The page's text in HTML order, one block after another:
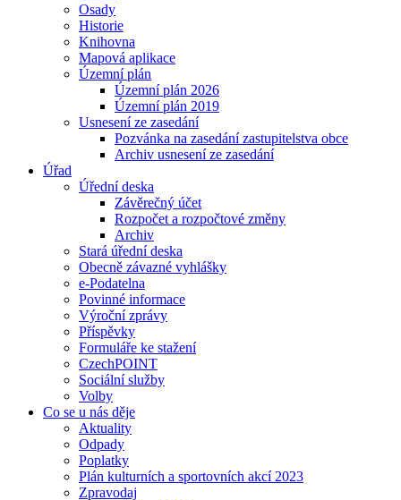
Osady
Historie
Knihovna
Mapová aplikace
Územní plán
Územní plán 2026
Územní plán 2019
Usnesení ze zasedání
Pozvánka na zasedání zastupitelstva obce
Archiv usnesení ze zasedání
Úřad
Úřední deska
Závěrečný účet
Rozpočet a rozpočtové změny
Archiv
Stará úřední deska
Obecně závazné vyhlášky
e-Podatelna
Povinné informace
Výroční zprávy
Příspěvky
Formuláře ke stažení
CzechPOINT
Sociální služby
Volby
Co se u nás děje
Aktuality
Odpady
Poplatky
Plán kulturních a sportovních akcí 2023
Zpravodaj